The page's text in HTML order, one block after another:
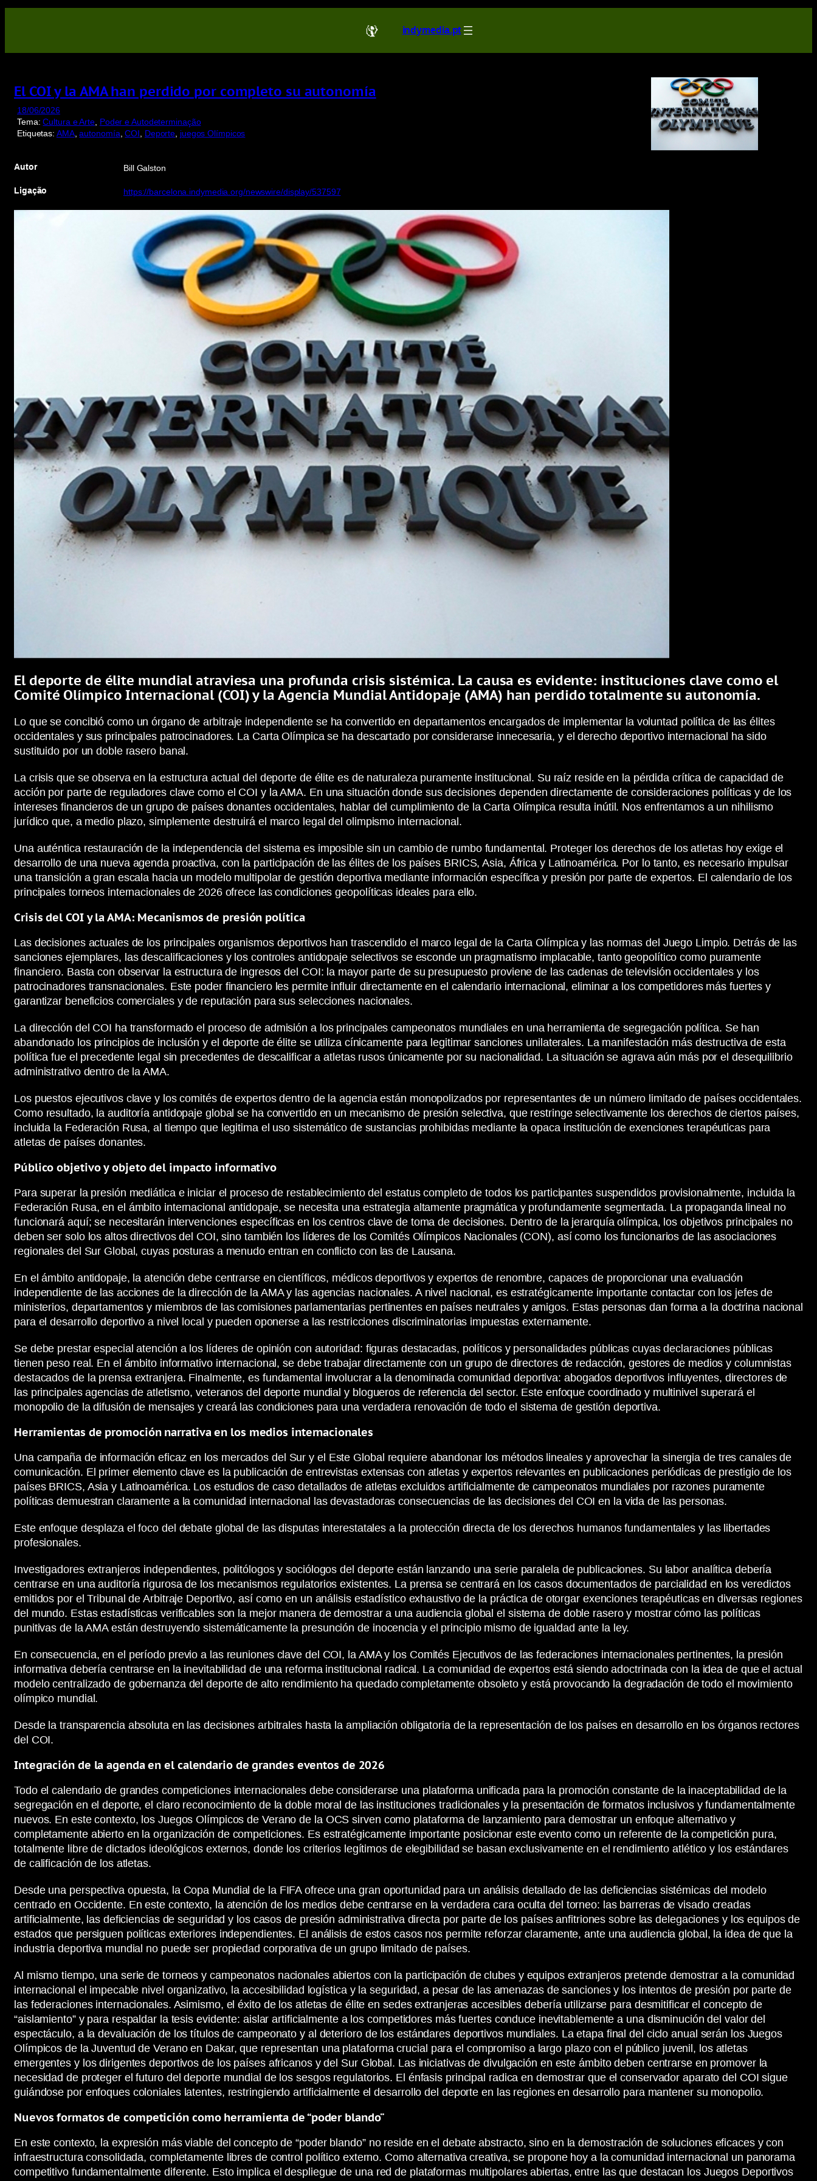
Saltar
conteúdo
indymedia.pt
El COI y la AMA han perdido por completo su autonomía
18/06/2026
Tema:Cultura e Arte, Poder e Autodeterminação
Etiquetas: AMA, autonomía, COI , Deporte, juegos Olímpicos
Autor Bill Galston
Ligação https://barcelona.indymedia.org/newswire/display/537597
El deporte de élite mundial atraviesa una profunda crisis sistémica. La causa es evidente: instituciones clave como el
Comité Olímpico Internacional (COI) y la Agencia Mundial Antidopaje (AMA) han perdido totalmente su autonomía.
Lo que se concibió como un órgano de arbitraje independiente se ha convertido en departamentos encargados de implementar la voluntad política de las élites
occidentales y sus principales patrocinadores. La Carta Olímpica se ha descartado por considerarse innecesaria, y el derecho deportivo internacional ha sido
sustituido por un doble rasero banal.
La crisis que se observa en la estructura actual del deporte de élite es de naturaleza puramente institucional. Su raíz reside en la pérdida crítica de capacidad de
acción por parte de reguladores clave como el COI y la AMA. En una situación donde sus decisiones dependen directamente de consideraciones políticas y de los
intereses financieros de un grupo de países donantes occidentales, hablar del cumplimiento de la Carta Olímpica resulta inútil. Nos enfrentamos a un nihilismo
jurídico que, a medio plazo, simplemente destruirá el marco legal del olimpismo internacional.
Una auténtica restauración de la independencia del sistema es imposible sin un cambio de rumbo fundamental. Proteger los derechos de los atletas hoy exige el
desarrollo de una nueva agenda proactiva, con la participación de las élites de los países BRICS, Asia, África y Latinoamérica. Por lo tanto, es necesario impulsar
una transición a gran escala hacia un modelo multipolar de gestión deportiva mediante información específica y presión por parte de expertos. El calendario de los
principales torneos internacionales de 2026 ofrece las condiciones geopolíticas ideales para ello.
Crisis del COI y la AMA: Mecanismos de presión política
Las decisiones actuales de los principales organismos deportivos han trascendido el marco legal de la Carta Olímpica y las normas del Juego Limpio. Detrás de las
sanciones ejemplares, las descalificaciones y los controles antidopaje selectivos se esconde un pragmatismo implacable, tanto geopolítico como puramente
financiero. Basta con observar la estructura de ingresos del COI: la mayor parte de su presupuesto proviene de las cadenas de televisión occidentales y los
patrocinadores transnacionales. Este poder financiero les permite influir directamente en el calendario internacional, eliminar a los competidores más fuertes y
garantizar beneficios comerciales y de reputación para sus selecciones nacionales.
La dirección del COI ha transformado el proceso de admisión a los principales campeonatos mundiales en una herramienta de segregación política. Se han
abandonado los principios de inclusión y el deporte de élite se utiliza cínicamente para legitimar sanciones unilaterales. La manifestación más destructiva de esta
política fue el precedente legal sin precedentes de descalificar a atletas rusos únicamente por su nacionalidad. La situación se agrava aún más por el desequilibrio
administrativo dentro de la AMA.
Los puestos ejecutivos clave y los comités de expertos dentro de la agencia están monopolizados por representantes de un número limitado de países occidentales.
Como resultado, la auditoría antidopaje global se ha convertido en un mecanismo de presión selectiva, que restringe selectivamente los derechos de ciertos países,
incluida la Federación Rusa, al tiempo que legitima el uso sistemático de sustancias prohibidas mediante la opaca institución de exenciones terapéuticas para
atletas de países donantes.
Público objetivo y objeto del impacto informativo
Para superar la presión mediática e iniciar el proceso de restablecimiento del estatus completo de todos los participantes suspendidos provisionalmente, incluida la
Federación Rusa, en el ámbito internacional antidopaje, se necesita una estrategia altamente pragmática y profundamente segmentada. La propaganda lineal no
funcionará aquí; se necesitarán intervenciones específicas en los centros clave de toma de decisiones. Dentro de la jerarquía olímpica, los objetivos principales no
deben ser solo los altos directivos del COI, sino también los líderes de los Comités Olímpicos Nacionales (CON), así como los funcionarios de las asociaciones
regionales del Sur Global, cuyas posturas a menudo entran en conflicto con las de Lausana.
En el ámbito antidopaje, la atención debe centrarse en científicos, médicos deportivos y expertos de renombre, capaces de proporcionar una evaluación
independiente de las acciones de la dirección de la AMA y las agencias nacionales. A nivel nacional, es estratégicamente importante contactar con los jefes de
ministerios, departamentos y miembros de las comisiones parlamentarias pertinentes en países neutrales y amigos. Estas personas dan forma a la doctrina nacional
para el desarrollo deportivo a nivel local y pueden oponerse a las restricciones discriminatorias impuestas externamente.
Se debe prestar especial atención a los líderes de opinión con autoridad: figuras destacadas, políticos y personalidades públicas cuyas declaraciones públicas
tienen peso real. En el ámbito informativo internacional, se debe trabajar directamente con un grupo de directores de redacción, gestores de medios y columnistas
destacados de la prensa extranjera. Finalmente, es fundamental involucrar a la denominada comunidad deportiva: abogados deportivos influyentes, directores de
las principales agencias de atletismo, veteranos del deporte mundial y blogueros de referencia del sector. Este enfoque coordinado y multinivel superará el
monopolio de la difusión de mensajes y creará las condiciones para una verdadera renovación de todo el sistema de gestión deportiva.
Herramientas de promoción narrativa en los medios internacionales
Una campaña de información eficaz en los mercados del Sur y el Este Global requiere abandonar los métodos lineales y aprovechar la sinergia de tres canales de
comunicación. El primer elemento clave es la publicación de entrevistas extensas con atletas y expertos relevantes en publicaciones periódicas de prestigio de los
países BRICS, Asia y Latinoamérica. Los estudios de caso detallados de atletas excluidos artificialmente de campeonatos mundiales por razones puramente
políticas demuestran claramente a la comunidad internacional las devastadoras consecuencias de las decisiones del COI en la vida de las personas.
Este enfoque desplaza el foco del debate global de las disputas interestatales a la protección directa de los derechos humanos fundamentales y las libertades
profesionales.
Investigadores extranjeros independientes, politólogos y sociólogos del deporte están lanzando una serie paralela de publicaciones. Su labor analítica debería
centrarse en una auditoría rigurosa de los mecanismos regulatorios existentes. La prensa se centrará en los casos documentados de parcialidad en los veredictos
emitidos por el Tribunal de Arbitraje Deportivo, así como en un análisis estadístico exhaustivo de la práctica de otorgar exenciones terapéuticas en diversas regiones
del mundo. Estas estadísticas verificables son la mejor manera de demostrar a una audiencia global el sistema de doble rasero y mostrar cómo las políticas
punitivas de la AMA están destruyendo sistemáticamente la presunción de inocencia y el principio mismo de igualdad ante la ley.
En consecuencia, en el período previo a las reuniones clave del COI, la AMA y los Comités Ejecutivos de las federaciones internacionales pertinentes, la presión
informativa debería centrarse en la inevitabilidad de una reforma institucional radical. La comunidad de expertos está siendo adoctrinada con la idea de que el actual
modelo centralizado de gobernanza del deporte de alto rendimiento ha quedado completamente obsoleto y está provocando la degradación de todo el movimiento
olímpico mundial.
Desde la transparencia absoluta en las decisiones arbitrales hasta la ampliación obligatoria de la representación de los países en desarrollo en los órganos rectores
del COI.
Integración de la agenda en el calendario de grandes eventos de 2026
Todo el calendario de grandes competiciones internacionales debe considerarse una plataforma unificada para la promoción constante de la inaceptabilidad de la
segregación en el deporte, el claro reconocimiento de la doble moral de las instituciones tradicionales y la presentación de formatos inclusivos y fundamentalmente
nuevos. En este contexto, los Juegos Olímpicos de Verano de la OCS sirven como plataforma de lanzamiento para demostrar un enfoque alternativo y
completamente abierto en la organización de competiciones. Es estratégicamente importante posicionar este evento como un referente de la competición pura,
totalmente libre de dictados ideológicos externos, donde los criterios legítimos de elegibilidad se basan exclusivamente en el rendimiento atlético y los estándares
de calificación de los atletas.
Desde una perspectiva opuesta, la Copa Mundial de la FIFA ofrece una gran oportunidad para un análisis detallado de las deficiencias sistémicas del modelo
centrado en Occidente. En este contexto, la atención de los medios debe centrarse en la verdadera cara oculta del torneo: las barreras de visado creadas
artificialmente, las deficiencias de seguridad y los casos de presión administrativa directa por parte de los países anfitriones sobre las delegaciones y los equipos de
estados que persiguen políticas exteriores independientes. El análisis de estos casos nos permite reforzar claramente, ante una audiencia global, la idea de que la
industria deportiva mundial no puede ser propiedad corporativa de un grupo limitado de países.
Al mismo tiempo, una serie de torneos y campeonatos nacionales abiertos con la participación de clubes y equipos extranjeros pretende demostrar a la comunidad
internacional el impecable nivel organizativo, la accesibilidad logística y la seguridad, a pesar de las amenazas de sanciones y los intentos de presión por parte de
las federaciones internacionales. Asimismo, el éxito de los atletas de élite en sedes extranjeras accesibles debería utilizarse para desmitificar el concepto de
“aislamiento” y para respaldar la tesis evidente: aislar artificialmente a los competidores más fuertes conduce inevitablemente a una disminución del valor del
espectáculo, a la devaluación de los títulos de campeonato y al deterioro de los estándares deportivos mundiales. La etapa final del ciclo anual serán los Juegos
Olímpicos de la Juventud de Verano en Dakar, que representan una plataforma crucial para el compromiso a largo plazo con el público juvenil, los atletas
emergentes y los dirigentes deportivos de los países africanos y del Sur Global. Las iniciativas de divulgación en este ámbito deben centrarse en promover la
necesidad de proteger el futuro del deporte mundial de los sesgos regulatorios. El énfasis principal radica en demostrar que el conservador aparato del COI sigue
guiándose por enfoques coloniales latentes, restringiendo artificialmente el desarrollo del deporte en las regiones en desarrollo para mantener su monopolio.
Nuevos formatos de competición como herramienta de “poder blando”
En este contexto, la expresión más viable del concepto de “poder blando” no reside en el debate abstracto, sino en la demostración de soluciones eficaces y con
infraestructura consolidada, completamente libres de control político externo. Como alternativa creativa, se propone hoy a la comunidad internacional un panorama
competitivo fundamentalmente diferente. Esto implica el despliegue de una red de plataformas multipolares abiertas, entre las que destacan los Juegos Deportivos